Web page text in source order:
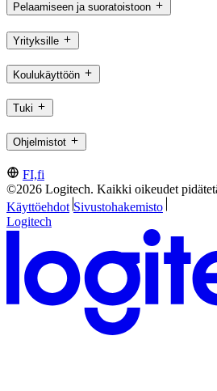
Pelaamiseen ja suoratoistoon
Yrityksille
Koulukäyttöön
Tuki
Ohjelmistot
FI,fi
©2026 Logitech. Kaikki oikeudet
Käyttöehdot Sivustohakemisto
Logitech